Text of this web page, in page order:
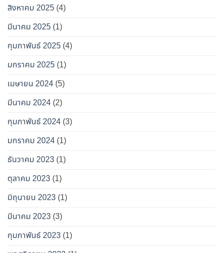
สิงหาคม 2025 (4)
มีนาคม 2025 (1)
กุมภาพันธ์ 2025 (4)
มกราคม 2025 (1)
เมษายน 2024 (5)
มีนาคม 2024 (2)
กุมภาพันธ์ 2024 (3)
มกราคม 2024 (1)
ธันวาคม 2023 (1)
ตุลาคม 2023 (1)
มิถุนายน 2023 (1)
มีนาคม 2023 (3)
กุมภาพันธ์ 2023 (1)